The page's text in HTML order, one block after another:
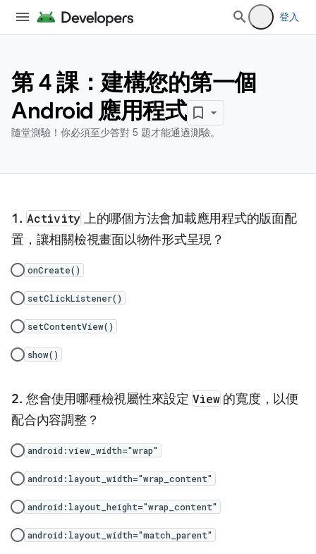
登入
第 4 課：建構您的第一個
Android 應用程式
隨堂測驗！你必須至少答對 5 題才能通過測驗。
Activity 上的哪個方法會加載應用程式的版面配
置，讓相關檢視畫面以物件形式呈現？
onCreate()
setClickListener()
setContentView()
show()
您會使用哪種檢視屬性來設定 View 的寬度，以便
配合內容調整？
android:view_width="wrap"
android:layout_width="wrap_content"
android:layout_height="wrap_content"
android:layout_width="match_parent"